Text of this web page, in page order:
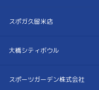
スポガ久留米店
大橋シティボウル
スポーツガーデン株式会社